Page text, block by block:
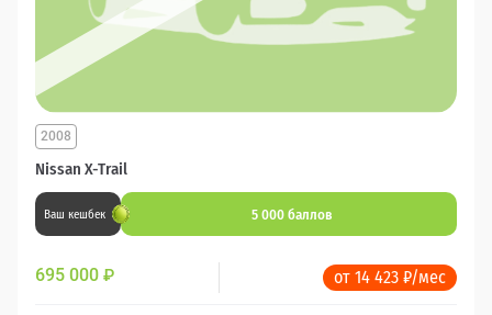
Nissan X-Trail
2008
Ваш кешбек 5 000 баллов
695 000 ₽ от 14 423 ₽/мес